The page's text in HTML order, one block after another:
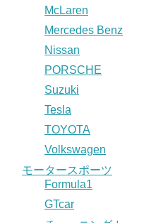
McLaren
Mercedes Benz
Nissan
PORSCHE
Suzuki
Tesla
TOYOTA
Volkswagen
モータースポーツ
Formula1
GTcar